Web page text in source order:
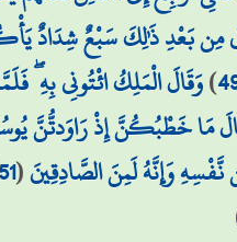
مِن بَعْدِ ذَٰلِكَ سَبْعٌ شِدَادٌ
)وَقَالَ الْمَلِكُ ائْتُونِي بِهِ
مَا خَطْبُكُنَّ إِذْ رَاوَدتُّنَّ
وَإِنَّهُ لَمِنَ الصَّادِقِينَ(